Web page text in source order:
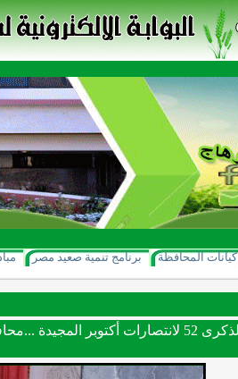
كيانات المحافظة برنامج تنمية صعيد مصر
* بالتزامن مع الذكرى 52 لانتصارات